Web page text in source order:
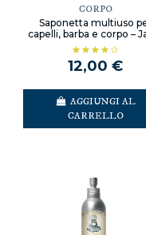
CORPO
Saponetta multiuso
capelli, barba e corpo –
12,00 €
AGGIUNGI AL
CARRELLO